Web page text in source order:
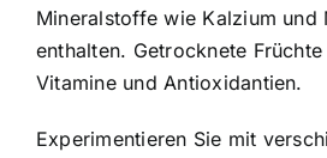
Mineralstoffe wie Kalzium und
enthalten. Getrocknete
Vitamine und Antioxidantien.
Experimentieren Sie mit